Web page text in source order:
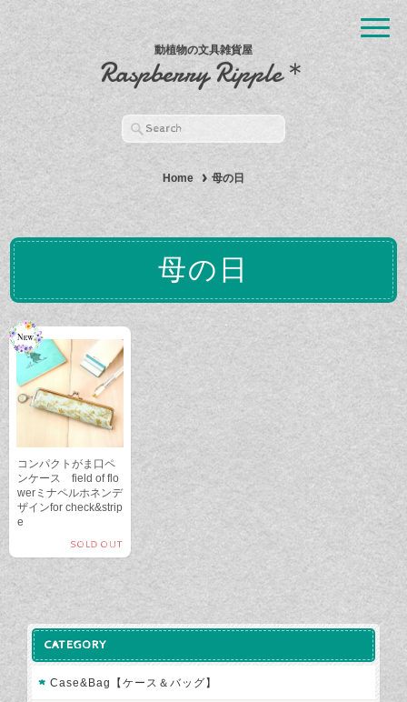
動植物の文具雑貨屋
Raspberry Ripple＊
Home 母の日
母の日
コンパクトがま口ペ
ンケース field of flo
werミナペルホネンデ
ザインfor check&strip
e
SOLD OUT
CATEGORY
Case&Bag【ケース＆バッグ】